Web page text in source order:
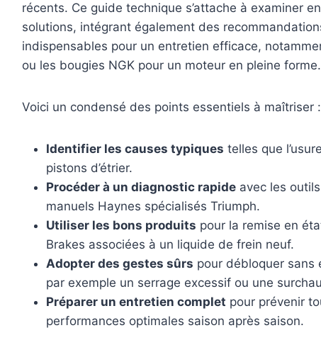
récents. Ce guide technique s’attache à examiner
solutions, intégrant également des
indispensables pour un entretien efficace,
ou les bougies NGK pour un moteur en pleine forme.
Voici un condensé des points essentiels à maîtriser :
Identifier les causes typiques telles que
pistons d’étrier.
Procéder à un diagnostic rapide avec les
manuels Haynes spécialisés Triumph.
Utiliser les bons produits pour la remise en
Brakes associées à un liquide de frein neuf.
Adopter des gestes sûrs pour débloquer sans
par exemple un serrage excessif ou une
Préparer un entretien complet pour prévenir
performances optimales saison après saison.